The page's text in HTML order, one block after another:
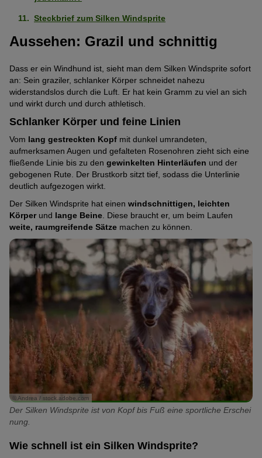
Pfoten)
von
Pfoten)
Gesund
ausgeprägt
(3
5
Pfoten)
Intelligent
Stark
von
Geringe Tendenz zu beißen
Sehr
stark
5
Pfoten)
Geringe Tendenz zum Bellen
(5
von
5
Keine Tendenz wegzulaufen
ausgeprägt
(2
von
Pfoten)
Verliert wenig Haare
Mittelmäßig
ausgeprägt
5
Als Wachhund geeignet
ausgeprägt
von
5
Pfoten)
Verspielt
Sehr
ausgeprägt
(5
von
5
Pfoten)
Katzenfreundlich
ausgeprägt
(3
von
5
Pfoten)
Familienhund
Stark
ausgeprägt
(4
5
Pfoten)
Mittelmäßig
(3
von
Pfoten)
Temperamentvoll
Schwach
ausgeprägt
von
5
Pfoten)
Tendenz zu Sabbern
Sehr
schwach
ausgeprägt
von
5
Als Jagdhund geeignet
Mittelmäßig
ausgeprägt
(3
von
Pfoten)
Pflegeleichtes Fell
Stark
ausgeprägt
Kälteresistent
Steckbrief zum Silken Windsprite
Aussehen: Grazil und schnittig
Dass er ein Windhund ist, sieht man dem Silken Windsprite sofort
an: Sein graziler, schlanker Körper schneidet nahezu
widerstandslos durch die Luft. Er hat kein Gramm zu viel an sich
und wirkt durch und durch athletisch.
Schlanker Körper und feine Linien
Vom lang gestreckten Kopf mit dunkel umrandeten,
aufmerksamen Augen und gefalteten Rosenohren zieht sich eine
fließende Linie bis zu den gewinkelten Hinterläufen und der
gebogenen Rute. Der Brustkorb sitzt tief, sodass die Unterlinie
deutlich aufgezogen wirkt.
Der Silken Windsprite hat einen windschnittigen, leichten
Körperund lange Beine . Diese braucht er, um beim Laufen
weite, raumgreifende Sätze machen zu können.
© Andrea / stock.adobe.com
Der Silken Windsprite ist von Kopf bis Fuß eine sportliche Erschei
nung.
Wie schnell ist ein Silken Windsprite?